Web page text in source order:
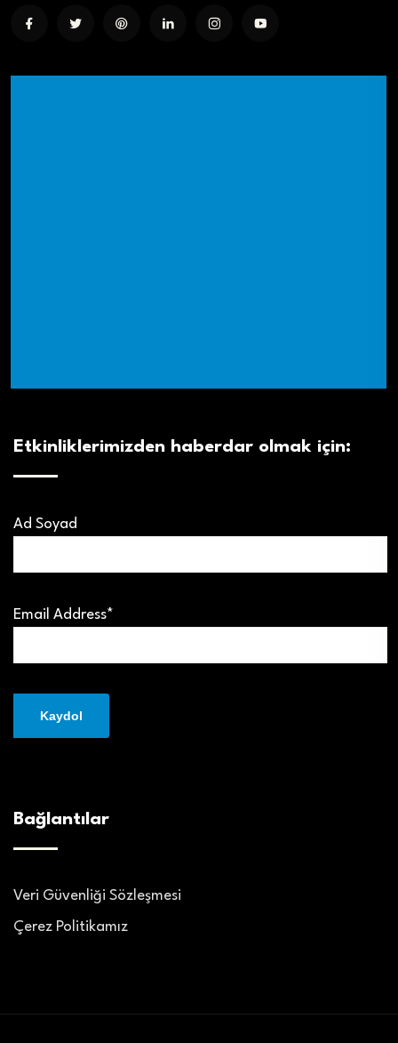
Etkinliklerimizden haberdar olmak için:
Ad Soyad
Email Address*
Bağlantılar
Veri Güvenliği Sözleşmesi
Çerez Politikamız